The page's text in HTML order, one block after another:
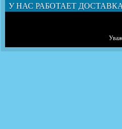
У НАС РАБОТАЕТ